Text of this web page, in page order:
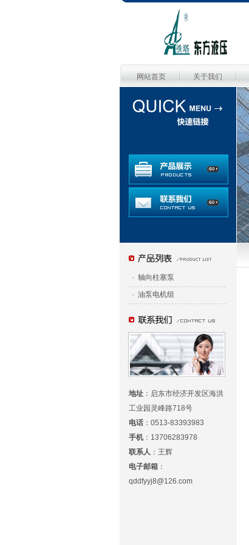
网站首页 关于我们
· 轴向柱塞泵
· 油泵电机组
地址 ： 启东市经济开发区海洪
工业园灵峰路718号
电话 ： 0513-83393983
手机： 13706283978
联系人 ： 王辉
电子邮箱 ：
qddfyyj8@126.com